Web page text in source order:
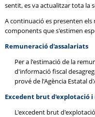
sentit, es va actualitzar tota la
A continuació es presenten
components que s'estimen
Remuneració d'assalariats
Per a l'estimació de la
d'informació fiscal
prové de l'Agència Estatal
Excedent brut d'explotació
L'excedent brut